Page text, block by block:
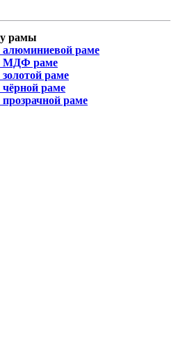
рамы
алюминиевой раме
МДФ раме
раме
чёрной раме
прозрачной раме